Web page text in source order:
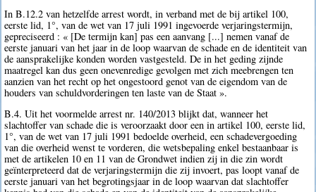
In B.12.2 van hetzelfde arrest wordt, in verband met de bij artikel 100,
eerste lid, 1°, van de wet van 17 juli 1991 ingevoerde verjaringstermijn,
gepreciseerd : « [De termijn kan] pas een aanvang [...] nemen vanaf de
eerste januari van het jaar in de loop waarvan de schade en de identiteit van
de aansprakelijke konden worden vastgesteld. De in het geding zijnde
maatregel kan dus geen onevenredige gevolgen met zich meebrengen ten
aanzien van het recht op het ongestoord genot van de eigendom van de
houders van schuldvorderingen ten laste van de Staat ».
B.4. Uit het voormelde arrest nr. 140/2013 blijkt dat, wanneer het
slachtoffer van schade die is veroorzaakt door een in artikel 100, eerste lid,
1°, van de wet van 17 juli 1991 bedoelde overheid, een schadevergoeding
van die overheid wenst te vorderen, die wetsbepaling enkel bestaanbaar is
met de artikelen 10 en 11 van de Grondwet indien zij in die zin wordt
geïnterpreteerd dat de verjaringstermijn die zij invoert, pas loopt vanaf de
eerste januari van het begrotingsjaar in de loop waarvan dat slachtoffer